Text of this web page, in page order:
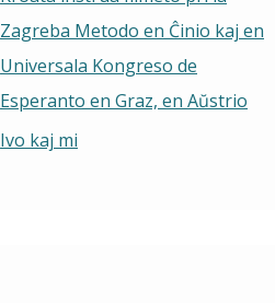
Zagreba Metodo en Ĉinio kaj en
Universala Kongreso de
Esperanto en Graz, en Aŭstrio
Ivo kaj mi